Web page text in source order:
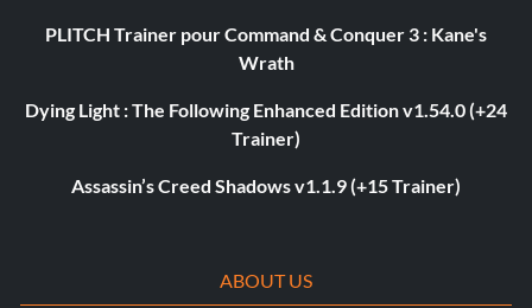
PLITCH Trainer pour Command & Conquer 3 : Kane's
Wrath
Dying Light : The Following Enhanced Edition v1.54.0 (+24
Trainer)
Assassin’s Creed Shadows v1.1.9 (+15 Trainer)
ABOUT US